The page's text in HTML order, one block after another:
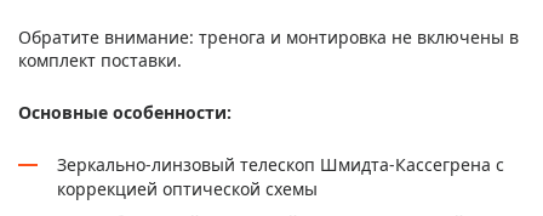
Обратите внимание: тренога и монтировка не включены в
комплект поставки.
Основные особенности:
Зеркально-линзовый телескоп Шмидта-Кассегрена с
коррекцией оптической схемы